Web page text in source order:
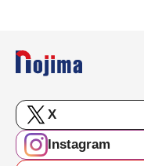
X
Instagram